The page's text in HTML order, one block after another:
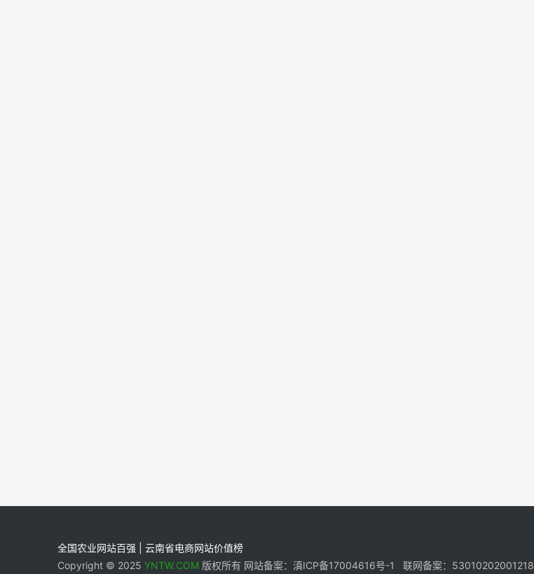
全国农业网站百强 | 云南省电商网站价值榜
Copyright © 2025 YNTW.COM 版权所有 网站备案：滇ICP备17004616号-1 联网备案：53010202001218